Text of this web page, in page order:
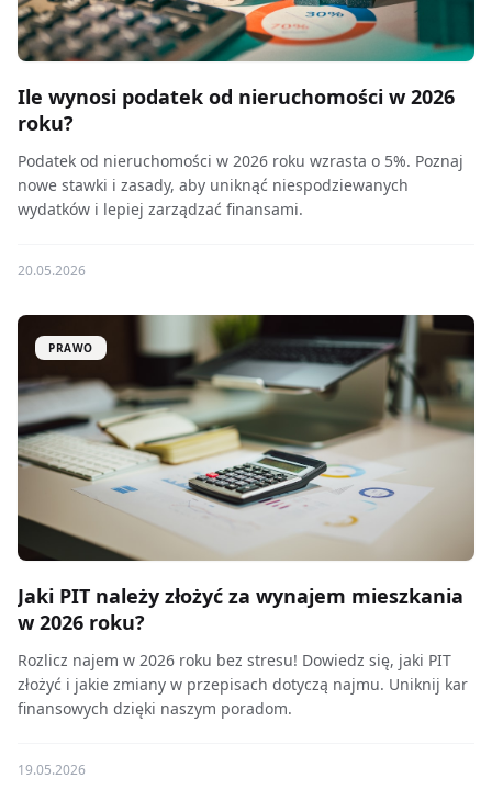
Ile wynosi podatek od nieruchomości w 2026
roku?
Podatek od nieruchomości w 2026 roku wzrasta o 5%. Poznaj
nowe stawki i zasady, aby uniknąć niespodziewanych
wydatków i lepiej zarządzać finansami.
20.05.2026
PRAWO
Jaki PIT należy złożyć za wynajem mieszkania
w 2026 roku?
Rozlicz najem w 2026 roku bez stresu! Dowiedz się, jaki PIT
złożyć i jakie zmiany w przepisach dotyczą najmu. Uniknij kar
finansowych dzięki naszym poradom.
19.05.2026